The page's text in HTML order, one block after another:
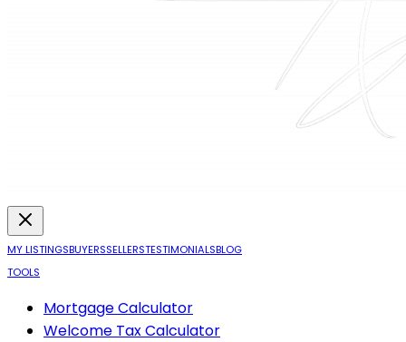
MY LISTINGSBUYERSSELLERSTESTIMONIALSBLOG
TOOLS
Mortgage Calculator
Welcome Tax Calculator